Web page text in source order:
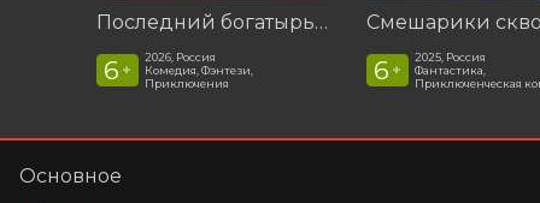
Последний богатырь. Колобок
6 +
2026, Россия
Комедия, Фэнтези,
Приключения
6 +
2025, Россия
Фантастика,
Приключенческая
Основное